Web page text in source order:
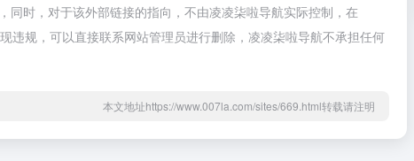
时，对于该外部链接的指向，不由凌凌柒啦导航实际控制，在
规，可以直接联系网站管理员进行删除，凌凌柒啦导航不承担任何
本文地址https://www.007la.com/sites/669.html转载请注明